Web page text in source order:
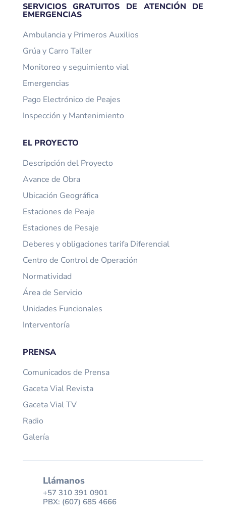
SERVICIOS GRATUITOS DE ATENCIÓN DE
EMERGENCIAS
Ambulancia y Primeros Auxilios
Grúa y Carro Taller
Monitoreo y seguimiento vial
Emergencias
Pago Electrónico de Peajes
Inspección y Mantenimiento
EL PROYECTO
Descripción del Proyecto
Avance de Obra
Ubicación Geográfica
Estaciones de Peaje
Estaciones de Pesaje
Deberes y obligaciones tarifa Diferencial
Centro de Control de Operación
Normatividad
Área de Servicio
Unidades Funcionales
Interventoría
PRENSA
Comunicados de Prensa
Gaceta Vial Revista
Gaceta Vial TV
Radio
Galería
Llámanos
+57 310 391 0901
PBX: (607) 685 4666